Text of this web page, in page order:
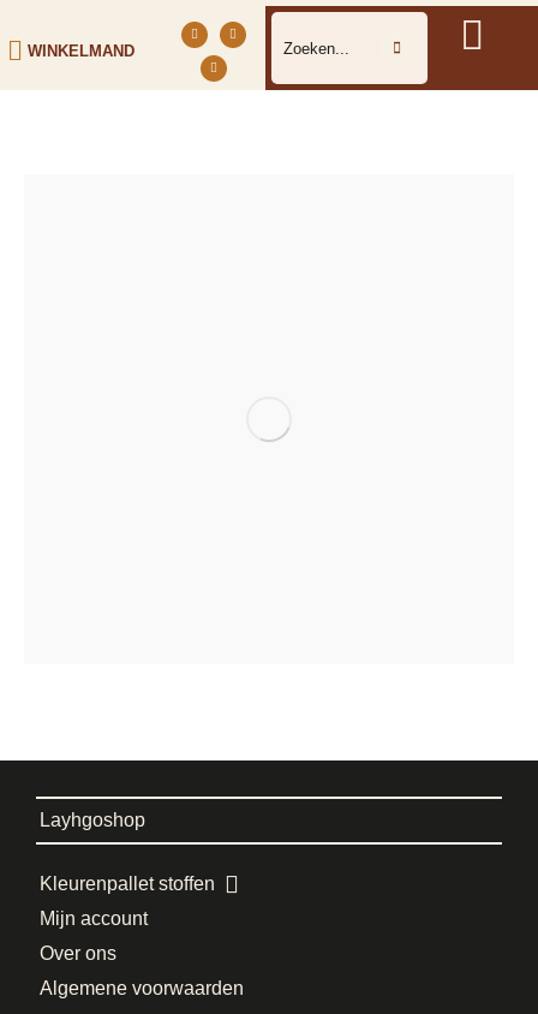
WINKELMAND
Layhgoshop
Kleurenpallet stoffen
Mijn account
Over ons
Algemene voorwaarden